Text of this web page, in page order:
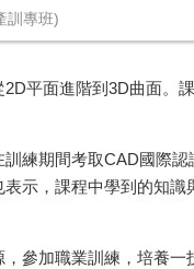
訓專班)
平面進階到3D曲面。
練期間考取CAD國際
示，課程中學到的知
參加職業訓練，培養